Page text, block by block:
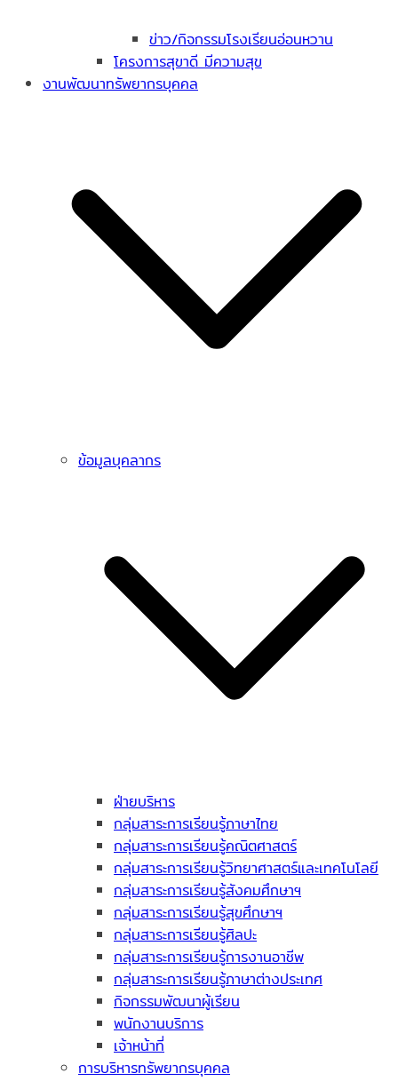
ข่าว/กิจกรรมโรงเรียนอ่อนหวาน
โครงการสุขาดี มีความสุข
งานพัฒนาทรัพยากรบุคคล
ข้อมูลบุคลากร
ฝ่ายบริหาร
กลุ่มสาระการเรียนรู้ภาษาไทย
กลุ่มสาระการเรียนรู้คณิตศาสตร์
กลุ่มสาระการเรียนรู้วิทยาศาสตร์และเทคโนโลยี
กลุ่มสาระการเรียนรู้สังคมศึกษาฯ
กลุ่มสาระการเรียนรู้สุขศึกษาฯ
กลุ่มสาระการเรียนรู้ศิลปะ
กลุ่มสาระการเรียนรู้การงานอาชีพ
กลุ่มสาระการเรียนรู้ภาษาต่างประเทศ
กิจกรรมพัฒนาผู้เรียน
พนักงานบริการ
เจ้าหน้าที่
การบริหารทรัพยากรบุคคล